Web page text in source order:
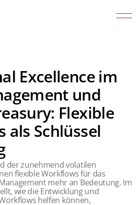
Excellence im
und
Flexible
als Schlüssel
der zunehmend volatilen
flexible Workflows für das
mehr an Bedeutung. Im
wie die Entwicklung und
helfen können,